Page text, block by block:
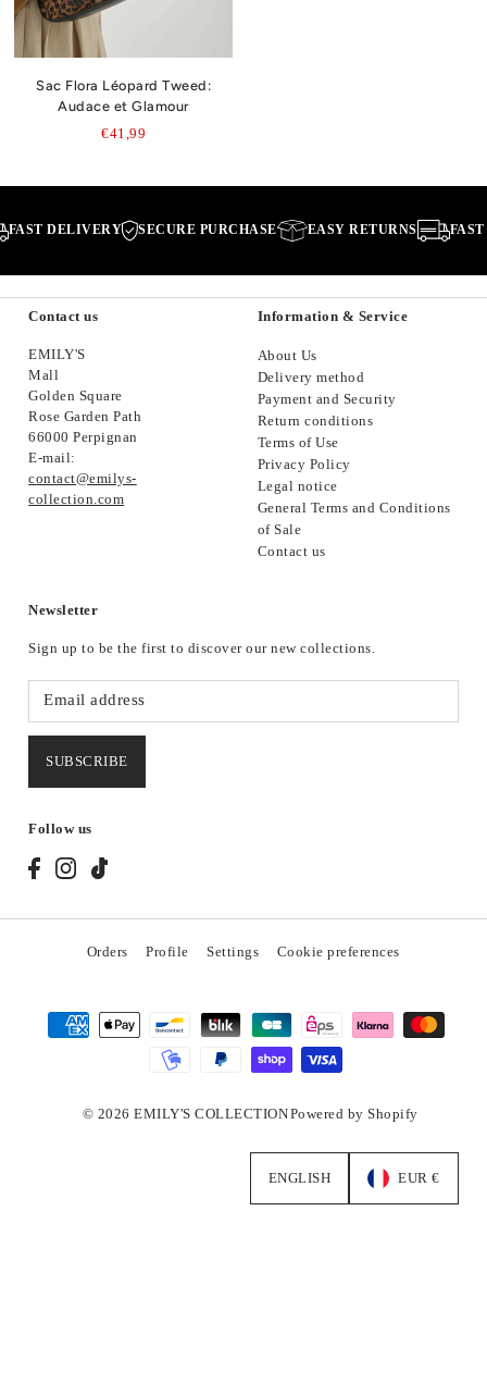
Sac Flora Léopard Tweed:
Audace et Glamour
€41,99
DELIVERY SECURE PURCHASE EASY RETURNS FAST
Contact us
EMILY'S
Mall
Golden Square
Rose Garden Path
66000 Perpignan
E-mail:
contact@emilys-
collection.com
Information & Service
About Us
Delivery method
Payment and Security
Return conditions
Terms of Use
Privacy Policy
Legal notice
General Terms and Conditions
of Sale
Contact us
Newsletter
Sign up to be the first to discover our new collections.
SUBSCRIBE
Follow us
Orders Profile Settings Cookie preferences
© 2026 EMILY'S COLLECTIONPowered by Shopify
ENGLISH EUR €